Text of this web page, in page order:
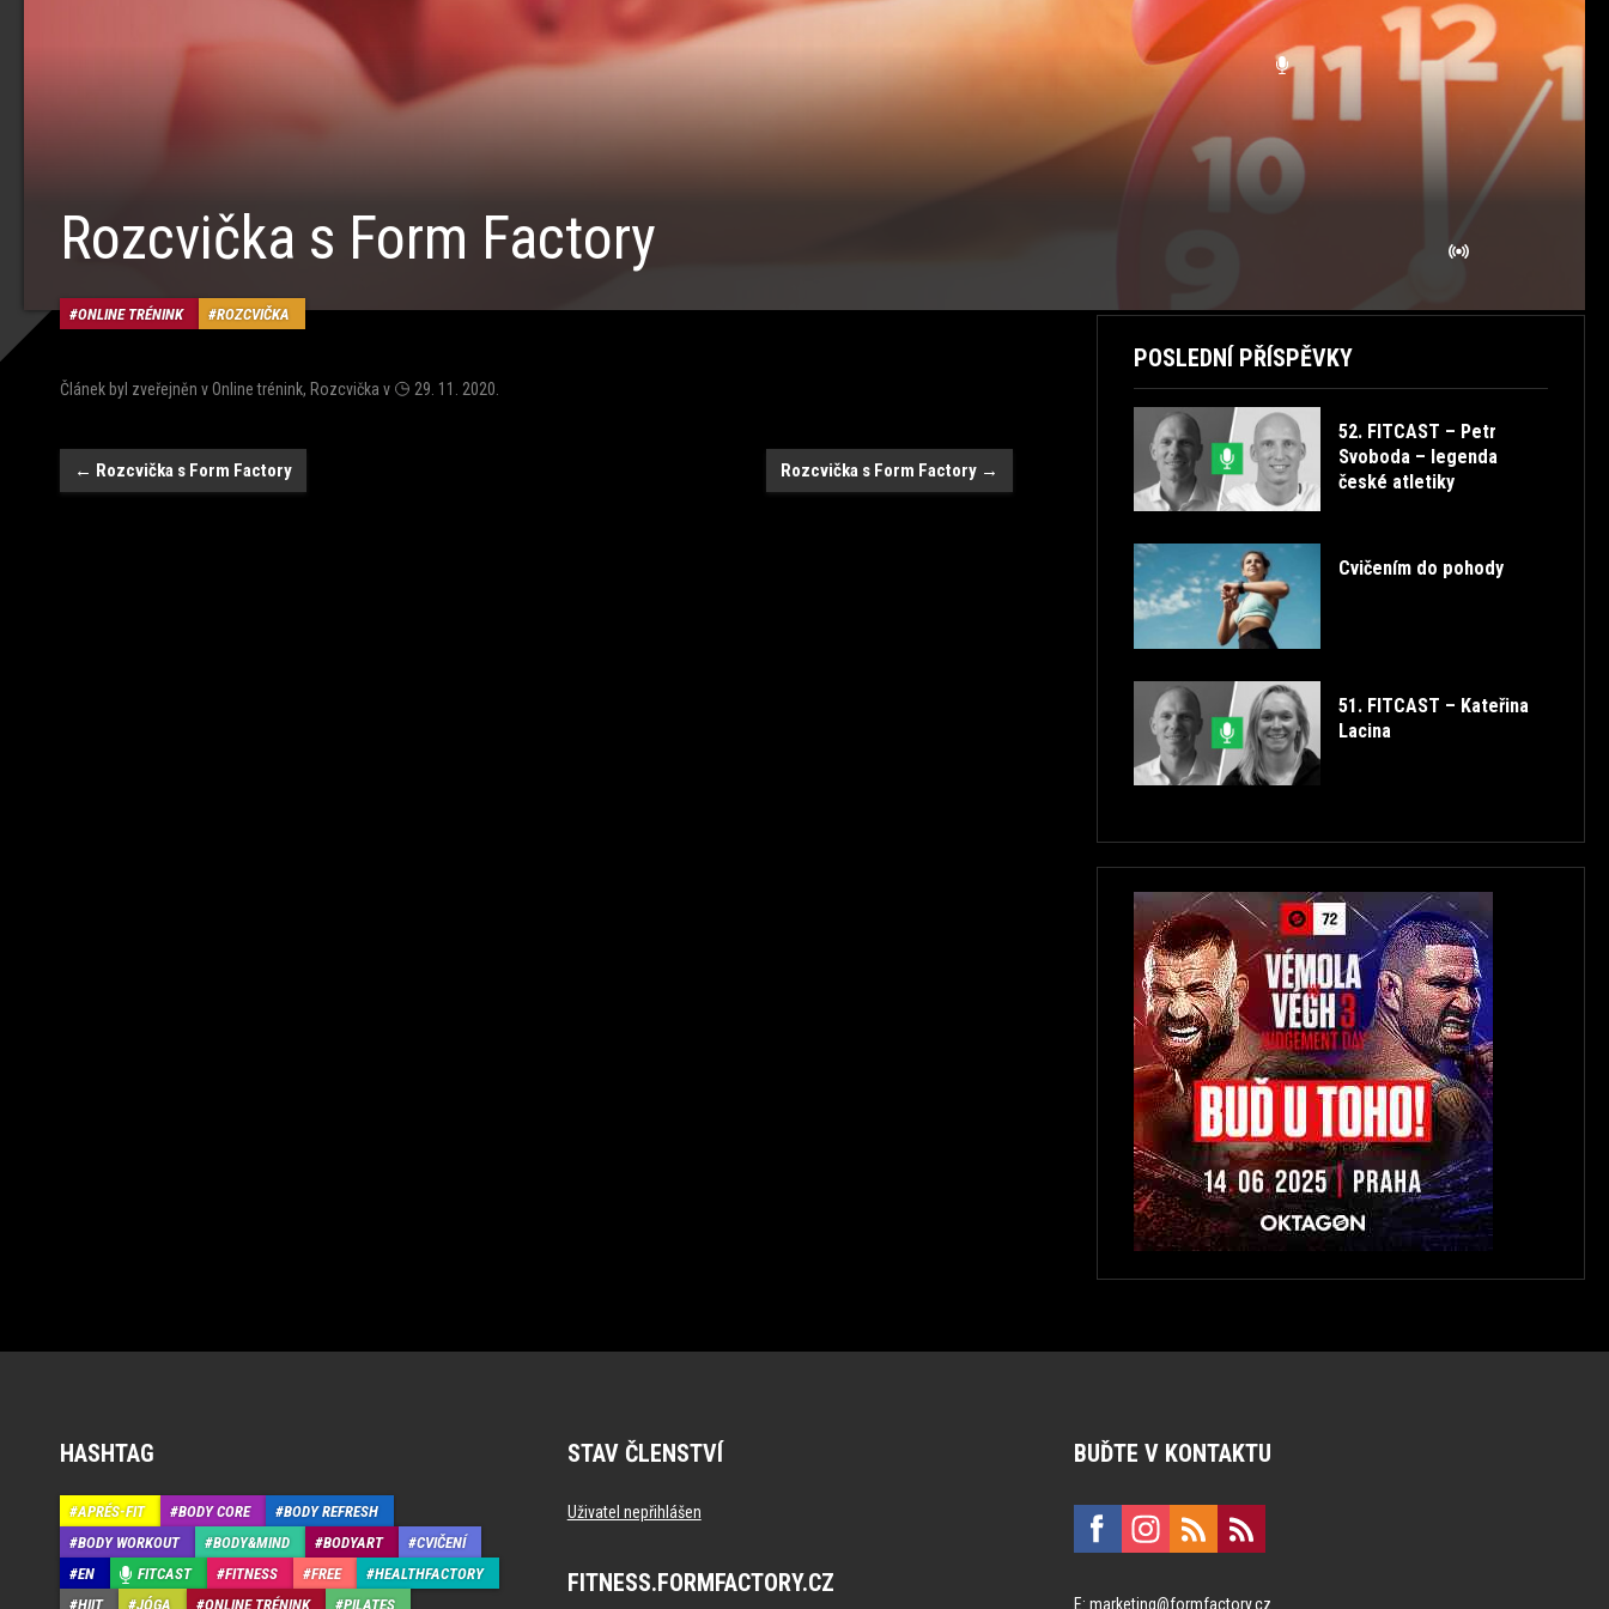
Rozcvička s Form Factory
ONLINE TRÉNINK ROZCVIČKA
Článek byl zveřejněn vOnline trénink, Rozcvička v 29. 11. 2020
Navigace
← Rozcvička s Form Factory Rozcvička s Form Factory →
BODY WORKOUT
BODYART
CVIČENÍ
FITCAST FITNESS
FREE
HEALTHFACTORY
PILATES
POLEDNÍCH 20 POUND
POWER JÓGA
ROZCVIČKA
SK
TANEC
POSLEDNÍ PŘÍSPĚVKY
52. FITCAST – Petr
Svoboda – legenda
české atletiky
Cvičením do pohody
51. FITCAST – Kateřina
Lacina
HASHTAG
APRÉS-FIT BODY CORE
BODY REFRESH
BODY WORKOUT
BODY&MIND BODYART
CVIČENÍ
EN
FITCAST FITNESS FREE
HEALTHFACTORY
HIIT
JÓGA ONLINE TRÉNINK PILATES
STAV ČLENSTVÍ
Uživatel nepřihlášen
FITNESS.FORMFACTORY.CZ
BUĎTE V KONTAKTU
E:marketing@formfactory.cz